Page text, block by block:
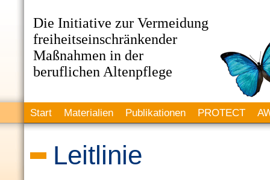
Die Initiative zur Vermeidung
freiheitseinschränkender
Maßnahmen in der
beruflichen Altenpflege
Start Materialien Publikationen PROTECT
Leitlinie